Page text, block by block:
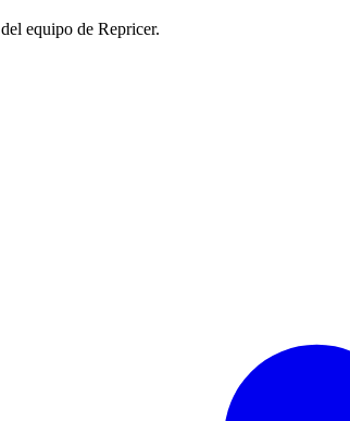
equipo de Repricer.